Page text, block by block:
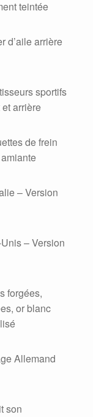
teintée
d’aile arrière
sportifs
arrière
de frein
– Version
– Version
forgées,
or blanc
Allemand
son